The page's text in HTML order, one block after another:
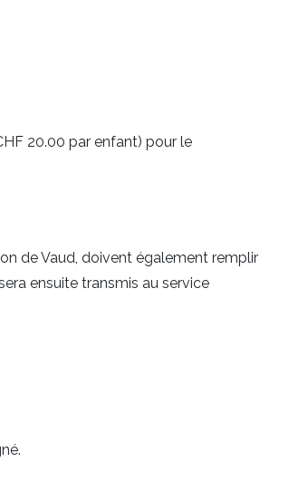
20.00 par enfant) pour le
de Vaud, doivent également remplir
ensuite transmis au service